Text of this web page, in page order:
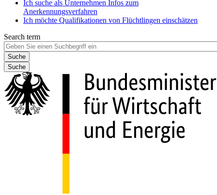
Ich suche als Unternehmen Infos zum
Anerkennungsverfahren
Ich möchte Qualifikationen von Flüchtlingen einschätzen
Search term
Suche